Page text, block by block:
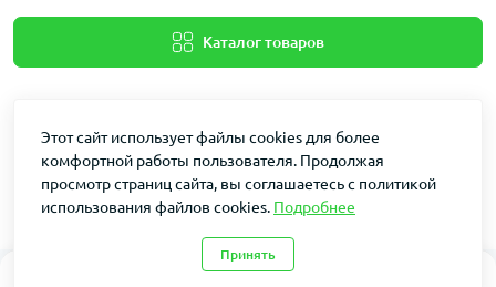
0
Каталог товаров
Dakin © 2026
Этот сайт использует файлы cookies для более
комфортной работы пользователя. Продолжая
просмотр страниц сайта, вы соглашаетесь с политикой
использования файлов cookies. Подробнее
Принять